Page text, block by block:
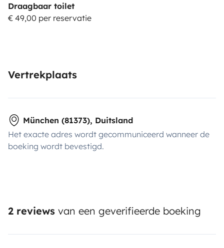
Draagbaar toilet
€ 49,00 per reservatie
Vertrekplaats
München (81373), Duitsland
Het exacte adres wordt gecommuniceerd wanneer de
boeking wordt bevestigd.
2 reviews van een geverifieerde boeking